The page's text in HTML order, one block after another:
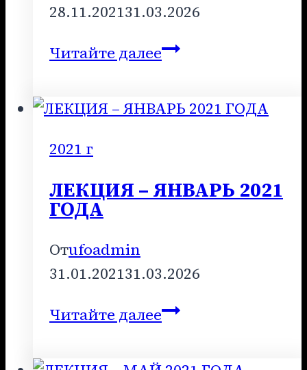
28.11.202131.03.2026
Читайте далееЛЕКЦИЯ
НОЯБРЬ
2021
2021 г
ЛЕКЦИЯ – ЯНВАРЬ 2021
ГОДА
Отufoadmin
31.01.202131.03.2026
Читайте далееЛЕКЦИЯ
ЯНВАРЬ